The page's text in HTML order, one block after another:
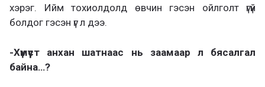
хэрэг. Ийм тохиолдолд өвчин гэсэн ойлголт үгүй
болдог гэсэн үг л дээ.
-Хүмүүст анхан шатнаас нь заамаар л бясалгал
байна…?